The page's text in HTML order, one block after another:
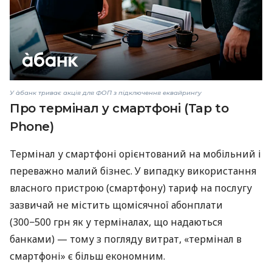
У àбанк триває акція для ФОП з підключення еквайрингу
Про термінал у смартфоні (Tap to
Phone)
Термінал у смартфоні орієнтований на мобільний і
переважно малий бізнес. У випадку використання
власного пристрою (смартфону) тариф на послугу
зазвичай не містить щомісячної абонплати
(300−500 грн як у терміналах, що надаються
банками) — тому з погляду витрат, «термінал в
смартфоні» є більш економним.